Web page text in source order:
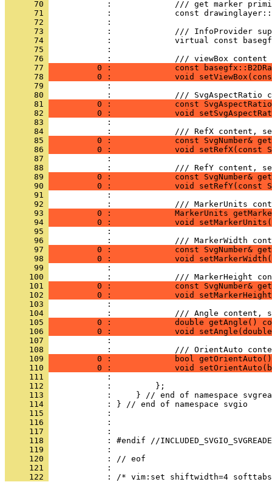
      70
      71
      72
      73
      74
      75
            :
      76
            :             /// viewBox content
      77
0 :             const
      78
0 :             void
      79
            :
      80
:             /// SvgAspectRatio
      81
0 :             const
      82
0 :             void
      83
            :
      84
:             /// RefX content,
      85
0 :             const SvgNumber&
      86
0 :             void setRefX(const
      87
            :
      88
:             /// RefY content,
      89
0 :             const SvgNumber&
      90
0 :             void setRefY(const
      91
            :
      92
:             /// MarkerUnits
      93
0 :             MarkerUnits
      94
0 :             void
      95
            :
      96
:             /// MarkerWidth
      97
0 :             const SvgNumber&
      98
0 :             void
      99
            :
     100
:             /// MarkerHeight
     101
0 :             const SvgNumber&
     102
0 :             void
     103
            :
     104
:             /// Angle content,
     105
0 :             double getAngle()
     106
0 :             void
     107
            :
     108
:             /// OrientAuto
     109
0 :             bool
     110
0 :             void
     111
     112
     113
     114
     115
     116
     117
     118
     119
     120
     121
     122